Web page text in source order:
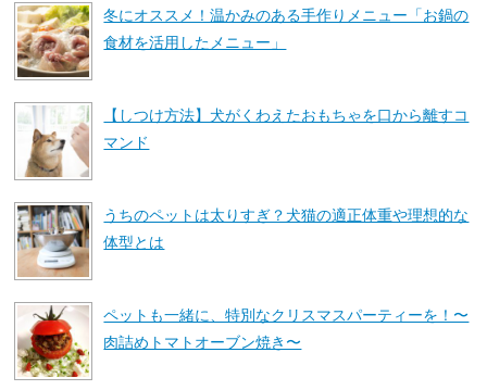
冬にオススメ！温かみのある手作りメニュー「お鍋の
食材を活用したメニュー」
【しつけ方法】犬がくわえたおもちゃを口から離すコ
マンド
うちのペットは太りすぎ？犬猫の適正体重や理想的な
体型とは
ペットも一緒に、特別なクリスマスパーティーを！〜
肉詰めトマトオーブン焼き〜